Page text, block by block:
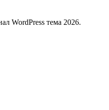
WordPress тема 2026.